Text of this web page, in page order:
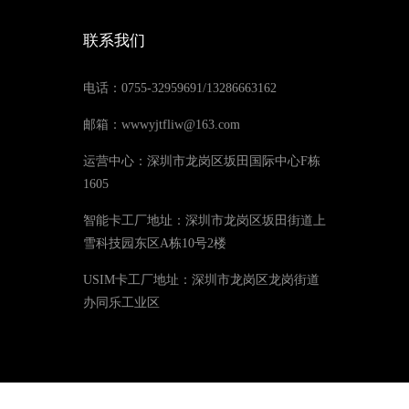
联系我们
电话：0755-32959691/13286663162
邮箱：wwwyjtfliw@163.com
运营中心：深圳市龙岗区坂田国际中心F栋
1605
智能卡工厂地址：深圳市龙岗区坂田街道上
雪科技园东区A栋10号2楼
USIM卡工厂地址：深圳市龙岗区龙岗街道
办同乐工业区